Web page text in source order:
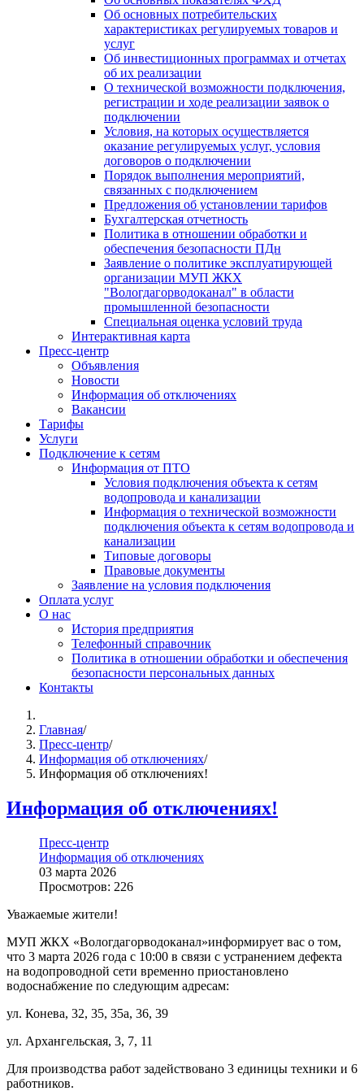
Об основных потребительских
характеристиках регулируемых товаров и
услуг
Об инвестиционных программах и отчетах
об их реализации
О технической возможности подключения,
регистрации и ходе реализации заявок о
подключении
Условия, на которых осуществляется
оказание регулируемых услуг, условия
договоров о подключении
Порядок выполнения мероприятий,
связанных с подключением
Предложения об установлении тарифов
Бухгалтерская отчетность
Политика в отношении обработки и
обеспечения безопасности ПДн
Заявление о политике эксплуатирующей
организации МУП ЖКХ
"Вологдагорводоканал" в области
промышленной безопасности
Специальная оценка условий труда
Интерактивная карта
Пресс-центр
Объявления
Новости
Информация об отключениях
Вакансии
Тарифы
Услуги
Подключение к сетям
Информация от ПТО
Условия подключения объекта к сетям
водопровода и канализации
Информация о технической возможности
подключения объекта к сетям водопровода и
канализации
Типовые договоры
Правовые документы
Заявление на условия подключения
Оплата услуг
О нас
История предприятия
Телефонный справочник
Политика в отношении обработки и обеспечения
безопасности персональных данных
Контакты
Главная/
Пресс-центр/
Информация об отключениях/
Информация об отключениях!
Информация об отключениях!
Пресс-центр
Информация об отключениях
03 марта 2026
Просмотров: 226
Уважаемые жители!
МУП ЖКХ «Вологдагорводоканал»информирует вас о том,
что 3 марта 2026 года с 10:00 в связи с устранением дефекта
на водопроводной сети временно приостановлено
водоснабжение по следующим адресам:
ул. Конева, 32, 35, 35а, 36, 39
ул. Архангельская, 3, 7, 11
Для производства работ задействовано 3 единицы техники и 6
работников.